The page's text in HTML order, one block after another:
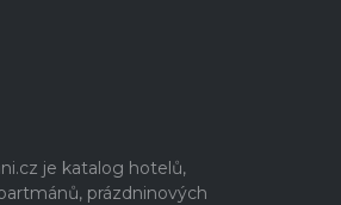
je katalog hotelů,
prázdninových